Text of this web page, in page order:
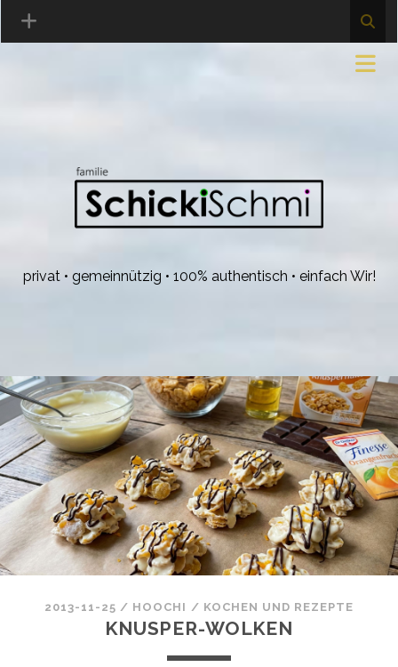
privat • gemeinnützig • 100% authentisch • einfach Wir!
2013-11-25 / HOOCHI / KOCHEN UND REZEPTE
KNUSPER-WOLKEN